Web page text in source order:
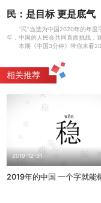
民：是目标 更是底气
“民”当选为中国2020年的年度
年，中国的人民会共同直面挑战，
本期《中国3分钟》带你来看
相关推荐
2019-12-31
2019年的中国 一个字就能